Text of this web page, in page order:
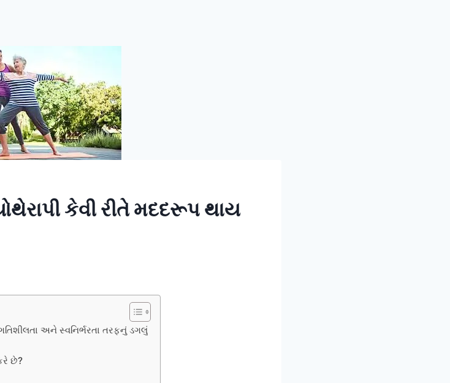
કેવી રીતે મદદરૂપ થાય
ગતિશીલતા અને સ્વનિર્ભરતા તરફનું ડગલું
છે?